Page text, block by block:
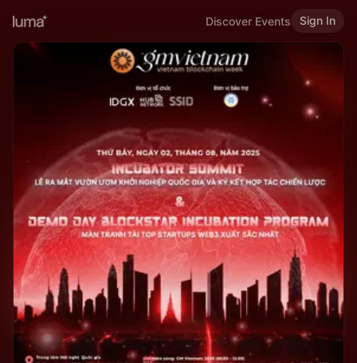
Discover Events Sign In